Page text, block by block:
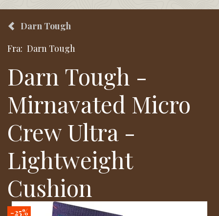
Darn Tough
Fra: Darn Tough
Darn Tough -
Mirnavated Micro
Crew Ultra -
Lightweight
Cushion
-25%